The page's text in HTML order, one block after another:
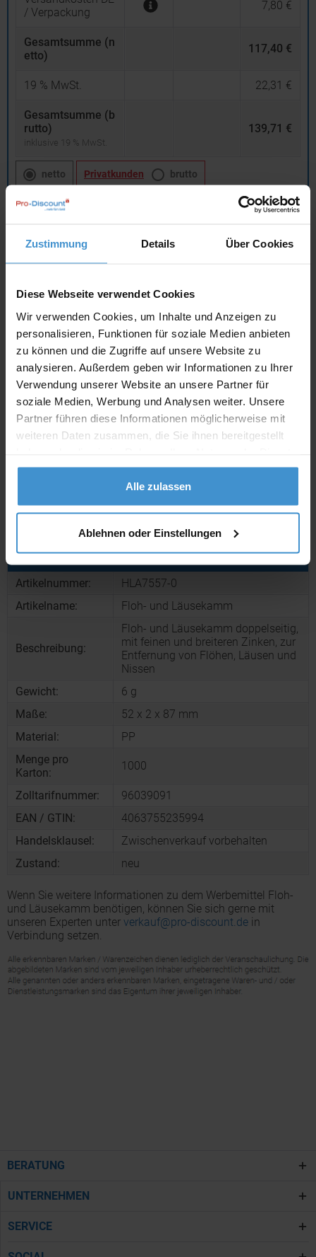
Zustimmung Details Über Cookies
Diese Webseite verwendet Cookies
Wir verwenden Cookies, um Inhalte und Anzeigen zu
personalisieren, Funktionen für soziale Medien anbieten
zu können und die Zugriffe auf unsere Website zu
analysieren. Außerdem geben wir Informationen zu Ihrer
Verwendung unserer Website an unsere Partner für
soziale Medien, Werbung und Analysen weiter. Unsere
Partner führen diese Informationen möglicherweise mit
weiteren Daten zusammen, die Sie ihnen bereitgestellt
gesammelt haben.
Alle zulassen
Ablehnen oder Einstellungen
/ Verpackung
7,80 €
Gesamtsumme (n
etto)
117,40 €
19 % MwSt. 22,31 €
Gesamtsumme (b
rutto)
inklusive 19 % MwSt.
139,71 €
netto Privatkunden brutto
Angebot drucken
Individuelle Anfrage
Lieferzeiten
Artikel mit Werbeanbringung: ca. 10 Werktage
Muster mit Ihrer
Werbeanbringung zur Freigabe
der Produktion:
ca. 10 Werktage
Artikelnummer:
HLA7557-0
Artikelname:
Floh- und Läusekamm
Beschreibung:
Floh- und Läusekamm doppelseitig,
mit feinen und breiteren Zinken, zur
Entfernung von Flöhen, Läusen und
Nissen
Gewicht:
6 g
Maße:
52 x 2 x 87 mm
Material:
PP
Menge pro
Karton:
1000
Zolltarifnummer:
96039091
EAN / GTIN:
4063755235994
Handelsklausel:
Zwischenverkauf vorbehalten
Zustand:
neu
Wenn Sie weitere Informationen zu dem Werbemittel Floh-
und Läusekamm benötigen, können Sie sich gerne mit
unseren Experten unter verkauf@pro-discount.de in
Verbindung setzen.
BERATUNG
UNTERNEHMEN
SERVICE